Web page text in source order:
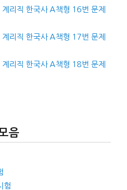
리직 한국사 A책형 16번 문제
리직 한국사 A책형 17번 문제
리직 한국사 A책형 18번 문제
음
험